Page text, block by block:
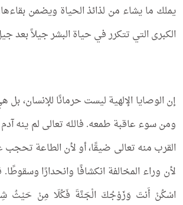
يملك ما يشاء من لذائذ الحياة ويضمن
الكبرى التي تتكرر في حياة البشر جيلاً بعد
إن الوصايا الإلهية ليست حرمانًا للإنسان،
ومن سوء عاقبة طمعه. فالله تعالى لم ينه
القرب منه تعالى ضيقًا، أو لأن الطاعة تحجب
لأن وراء المخالفة انكشافًا وانحدارًا
اسْكُنْ أَنتَ وَزَوْجُكَ الْجَنَّةَ فَكُلَا مِنْ حَيْثُ